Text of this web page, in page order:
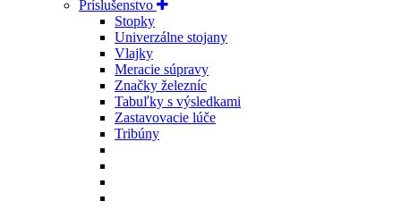
Príslušenstvo
Stopky
Univerzálne stojany
Vlajky
Meracie súpravy
Značky železníc
Tabuľky s výsledkami
Zastavovacie lúče
Tribúny